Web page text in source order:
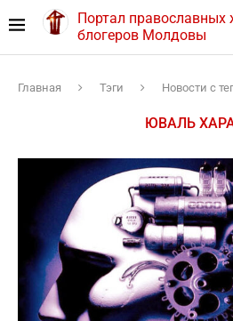
Портал православных
блогеров Молдовы
Главная Тэги Новости с
ЮВАЛЬ